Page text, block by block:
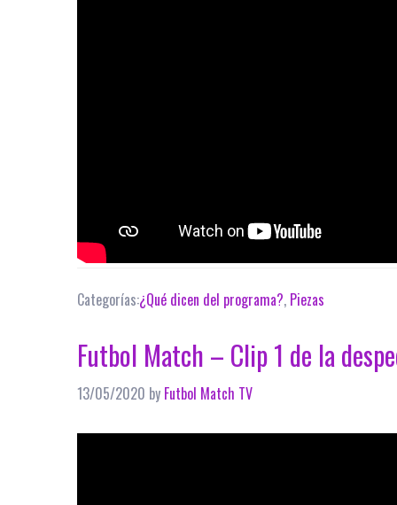
Categorías:¿Qué dicen del programa?, Piezas
Futbol Match – Clip 1 de la
13/05/2020 by Futbol Match TV